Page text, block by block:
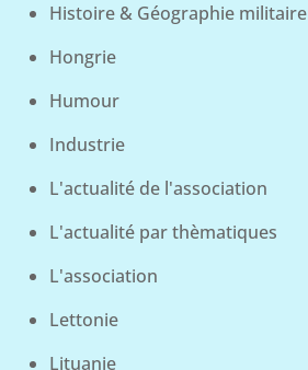
Histoire & Géographie militaire
Hongrie
Humour
Industrie
L'actualité de l'association
L'actualité par thèmatiques
L'association
Lettonie
Lituanie